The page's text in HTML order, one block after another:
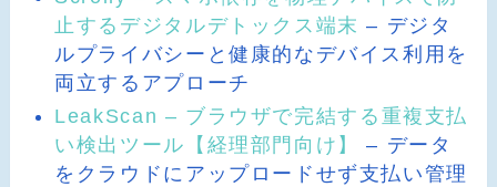
止するデジタルデトックス端末 – デジタ
ルプライバシーと健康的なデバイス利用を
両立するアプローチ
LeakScan – ブラウザで完結する重複支払
い検出ツール【経理部門向け】
– データ
をクラウドにアップロードせず支払い管理